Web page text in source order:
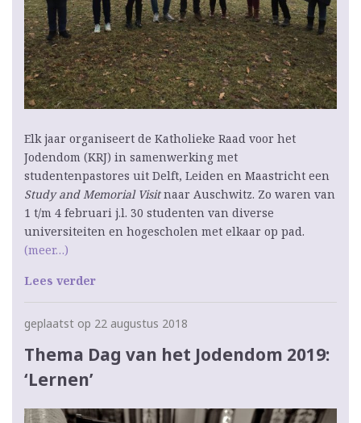
Elk jaar organiseert de Katholieke Raad voor het
Jodendom (KRJ) in samenwerking met
studentenpastores uit Delft, Leiden en Maastricht een
Study and Memorial Visitnaar Auschwitz. Zo waren van
1 t/m 4 februari j.l. 30 studenten van diverse
universiteiten en hogescholen met elkaar op pad.
(meer…)
Lees verder
geplaatst op 22 augustus 2018
Thema Dag van het Jodendom 2019:
‘Lernen’